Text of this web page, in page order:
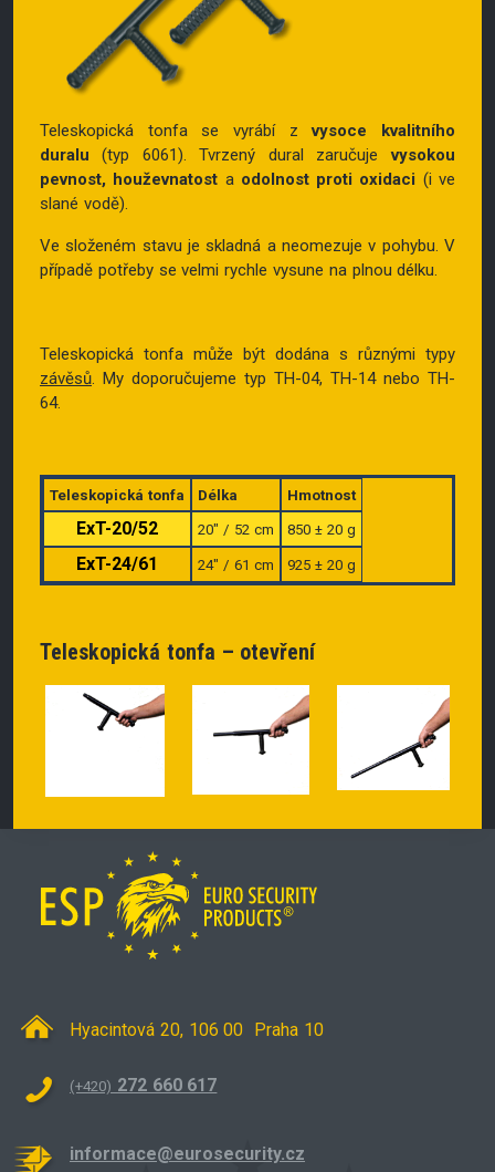
Teleskopická tonfa se vyrábí zvysoce kvalitního
duralu (typ 6061). Tvrzený dural zaručujevysokou
pevnost, houževnatost a odolnost proti oxidaci (i ve
slané vodě).
Ve složeném stavu je skladná a neomezuje v pohybu. V
případě potřeby se velmi rychle vysune na plnou délku.
Teleskopická tonfa může být dodána s různými typy
závěsů. My doporučujeme typ TH-04, TH-14 nebo TH-
64.
Teleskopická tonfa Délka Hmotnost
ExT-20/52 20″ / 52 cm 850 ± 20 g
ExT-24/61 24″ / 61 cm 925 ± 20 g
Teleskopická tonfa – otevření
Hyacintová 20, 106 00 Praha 10
(+420) 272 660 617
informace@eurosecurity.cz